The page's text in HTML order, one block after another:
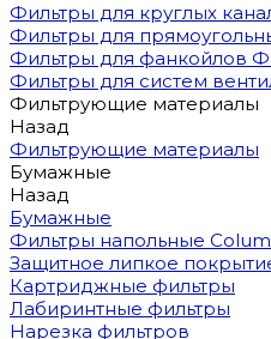
Фильтры для круглых
Фильтры для
Фильтры для фанкойлов
Фильтры для систем
Фильтрующие материалы
Назад
Фильтрующие материалы
Бумажные
Назад
Бумажные
Фильтры напольные
Защитное липкое
Картриджные фильтры
Лабиринтные фильтры
Нарезка фильтров